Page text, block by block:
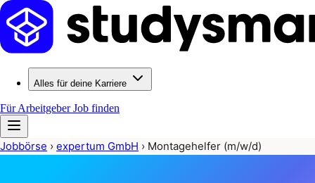
Alles für deine Karriere
Für ArbeitgeberJob finden
Jobbörse › expertum GmbH › Montagehelfer (m/w/d)